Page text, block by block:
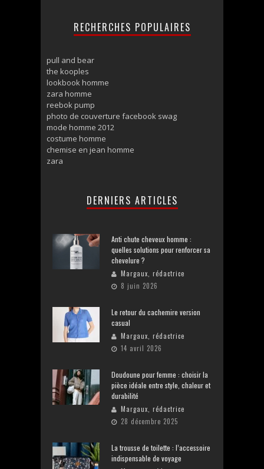
RECHERCHES POPULAIRES
pull and bear
the kooples
lookbook homme
zara homme
reebok pump
photo de couverture facebook swag
mode homme 2012
costume homme
chemise en jean homme
zara
DERNIERS ARTICLES
Anti chute cheveux homme :
quelles solutions pour renforcer sa
chevelure ?
Margaux, rédactrice
8 juin 2026
Le retour du cachemire version
casual
Margaux, rédactrice
14 avril 2026
Doudoune pour femme : choisir la
pièce idéale entre style, chaleur et
durabilité
Margaux, rédactrice
28 décembre 2025
La trousse de toilette : l’accessoire
indispensable de voyage